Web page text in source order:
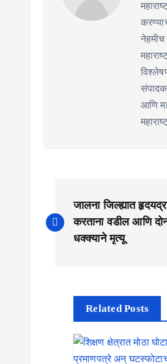
नेहमीच
संपादक
आणि
o
जालना जिल्ह्यात
करताना वडील आणि
धक्क्याने मृत्यू
Related Posts